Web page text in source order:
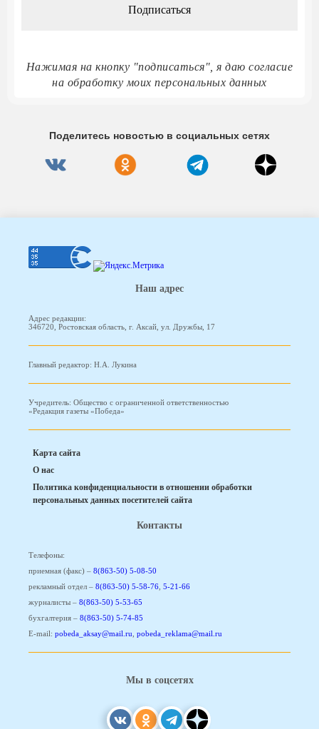
Нажимая на кнопку "подписаться", я даю согласие
на обработку моих персональных данных
Поделитесь новостью в социальных сетях
Наш адрес
Адрес редакции:
346720, Ростовская область, г. Аксай, ул. Дружбы, 17
Главный редактор: Н.А. Лукина
Учредитель: Общество с ограниченной ответственностью
«Редакция газеты «Победа»
Карта сайта
О нас
Политика конфиденциальности в отношении обработки
персональных данных посетителей сайта
Контакты
Телефоны:
приемная (факс) – 8(863-50) 5-08-50
рекламный отдел – 8(863-50) 5-58-76, 5-21-66
журналисты – 8(863-50) 5-53-65
бухгалтерия – 8(863-50) 5-74-85
E-mail: pobeda_aksay@mail.ru, pobeda_reklama@mail.ru
Мы в соцсетях